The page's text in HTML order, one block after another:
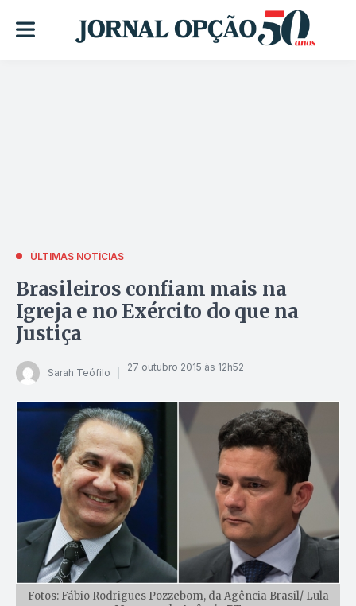
ÚLTIMAS NOTÍCIAS
Brasileiros confiam mais na
Igreja e no Exército do que na
Justiça
Sarah Teófilo 27 outubro 2015 às 12h52
Fotos: Fábio Rodrigues Pozzebom, da Agência Brasil/ Lula